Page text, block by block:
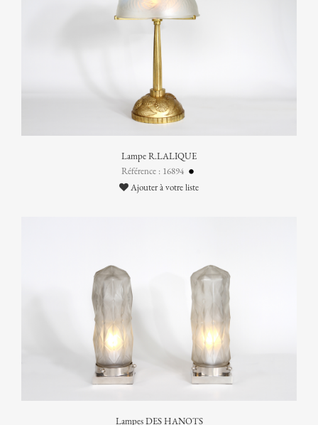
Lampe R.LALIQUE
Référence : 16894
Ajouter à votre liste
Lampes DES HANOTS